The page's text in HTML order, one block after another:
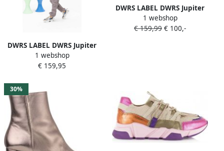
DWRS LABEL DWRS Jupiter
denim | jeans stone Blauw
Leer Lage sneakers Dames
1 webshop
€ 159,95
DWRS LABEL DWRS Jupiter
tweed beige fuchsia Beige
Leer Lage sneakers Dames
1 webshop
€ 159,99 € 100,-
30%